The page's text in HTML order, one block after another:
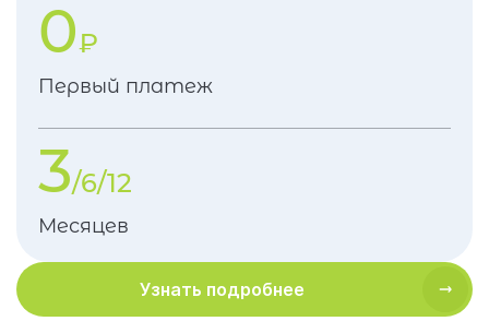
0₽
Первый платеж
3/6/12
Месяцев
Узнать подробнее